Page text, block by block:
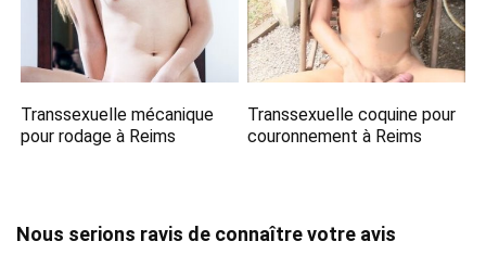
Transsexuelle mécanique
pour rodage à Reims
Transsexuelle coquine pour
couronnement à Reims
Nous serions ravis de connaître votre avis